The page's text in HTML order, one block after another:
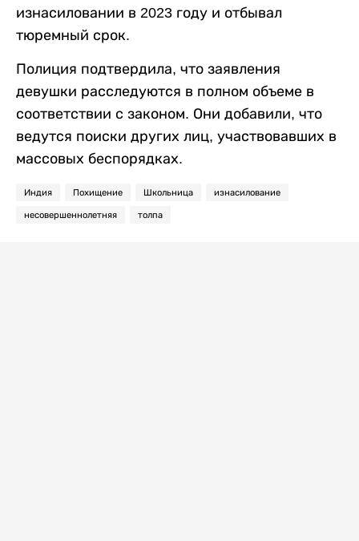
изнасиловании в 2023 году и отбывал
тюремный срок.
Полиция подтвердила, что заявления
девушки расследуются в полном объеме в
соответствии с законом. Они добавили, что
ведутся поиски других лиц, участвовавших в
массовых беспорядках.
Индия Похищение Школьница изнасилование
несовершеннолетняя толпа